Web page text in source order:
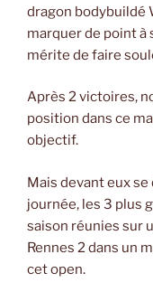
dragon bodybuildé
marquer de point à
mérite de faire
Après 2 victoires,
position dans ce
objectif.
Mais devant eux se
journée, les 3 plus
saison réunies sur
Rennes 2 dans un
cet open.